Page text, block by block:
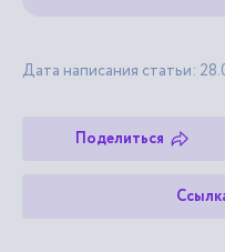
Дата написания статьи:
Поделиться